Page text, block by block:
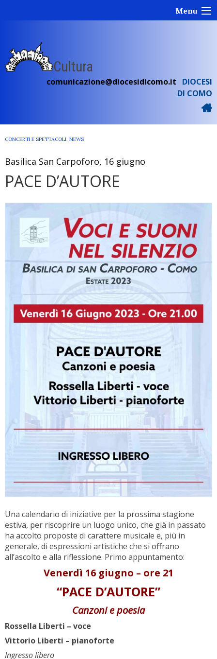
Menu
Cultura
comunicazione@diocesidicomo.it
DIOCESI
DI COMO
CONCERTI E SPETTACOLI, NEWS
Basilica San Carpoforo, 16 giugno
PACE D’AUTORE
Una calendario di iniziative per la prossima stagione
estiva, per riscoprire un luogo unico, che già in passato
ha accolto proposte di carattere musicale e, più in
generale, di espressioni artistiche che si offrano
all’ascolto e alla riflessione. Primo appuntamento:
Venerdì 16 giugno – ore 21
“PACE D’AUTORE”
Canzoni e poesia
Rossella Liberti – voce
Vittorio Liberti – pianoforte
Ingresso libero